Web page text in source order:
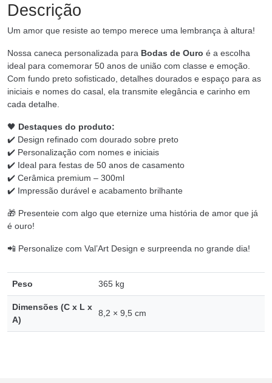
Descrição
Um amor que resiste ao tempo merece uma lembrança à altura!
Nossa caneca personalizada para Bodas de Ouro é a escolha
ideal para comemorar 50 anos de união com classe e emoção.
Com fundo preto sofisticado, detalhes dourados e espaço para as
iniciais e nomes do casal, ela transmite elegância e carinho em
cada detalhe.
🖤 Destaques do produto:
✔️ Design refinado com dourado sobre preto
✔️ Personalização com nomes e iniciais
✔️ Ideal para festas de 50 anos de casamento
✔️ Cerâmica premium – 300ml
✔️ Impressão durável e acabamento brilhante
🎁 Presenteie com algo que eternize uma história de amor que já
é ouro!
📲 Personalize com Val’Art Design e surpreenda no grande dia!
Peso 365 kg
Dimensões (C x L x
A)
8,2 × 9,5 cm